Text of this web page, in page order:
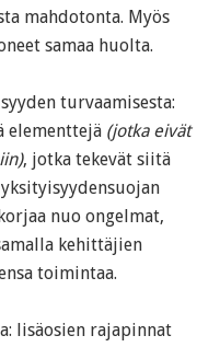
mahdotonta. Myös
samaa huolta.
turvaamisesta:
elementtejä (jotka eivät
, jotka tekevät siitä
nuo ongelmat,
kehittäjien
toimintaa.
lisäosien rajapinnat